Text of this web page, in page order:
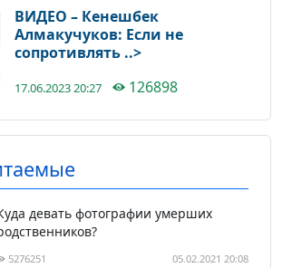
ВИДЕО – Кенешбек
Алмакучуков: Если не
сопротивлять ..>
17.06.2023 20:27 126898
девать фотографии умерших
5276251 05.02.2021 20:08